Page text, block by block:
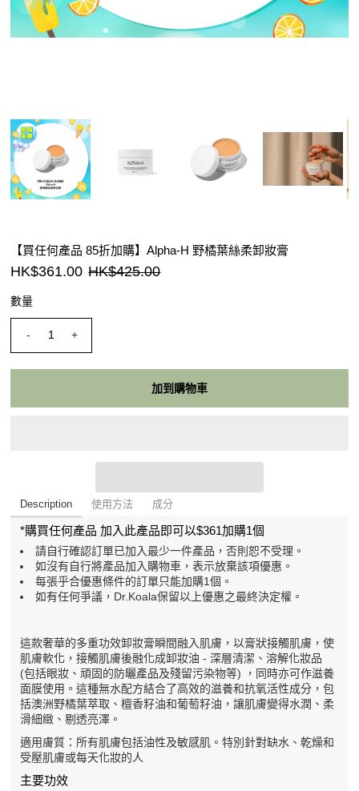
【買任何產品 85折加購】Alpha-H 野橘葉絲柔卸妝膏
HK$361.00 HK$425.00
數量
- +
Description 使用方法 成分
*購買任何產品 加入此產品即可以$361加購1個
請自行確認訂單已加入最少一件產品，否則恕不受理。
如沒有自行將產品加入購物車，表示放棄該項優惠。
每張乎合優惠條件的訂單只能加購1個。
如有任何爭議，Dr.Koala保留以上優惠之最終決定權。
這款奢華的多重功效卸妝膏瞬間融入肌膚，以膏狀接觸肌膚，使
肌膚軟化，接觸肌膚後融化成卸妝油 - 深層清潔、溶解化妝品
(包括眼妝、頑固的防曬產品及殘留污染物等) ，同時亦可作滋養
面膜使用。這種無水配方結合了高效的滋養和抗氧活性成分，包
括澳洲野橘葉萃取、檀香籽油和葡萄籽油，讓肌膚變得水潤、柔
滑細緻、剔透亮澤。
適用膚質：所有肌膚包括油性及敏感肌。特別針對缺水、乾燥和
受壓肌膚或每天化妝的人
主要功效